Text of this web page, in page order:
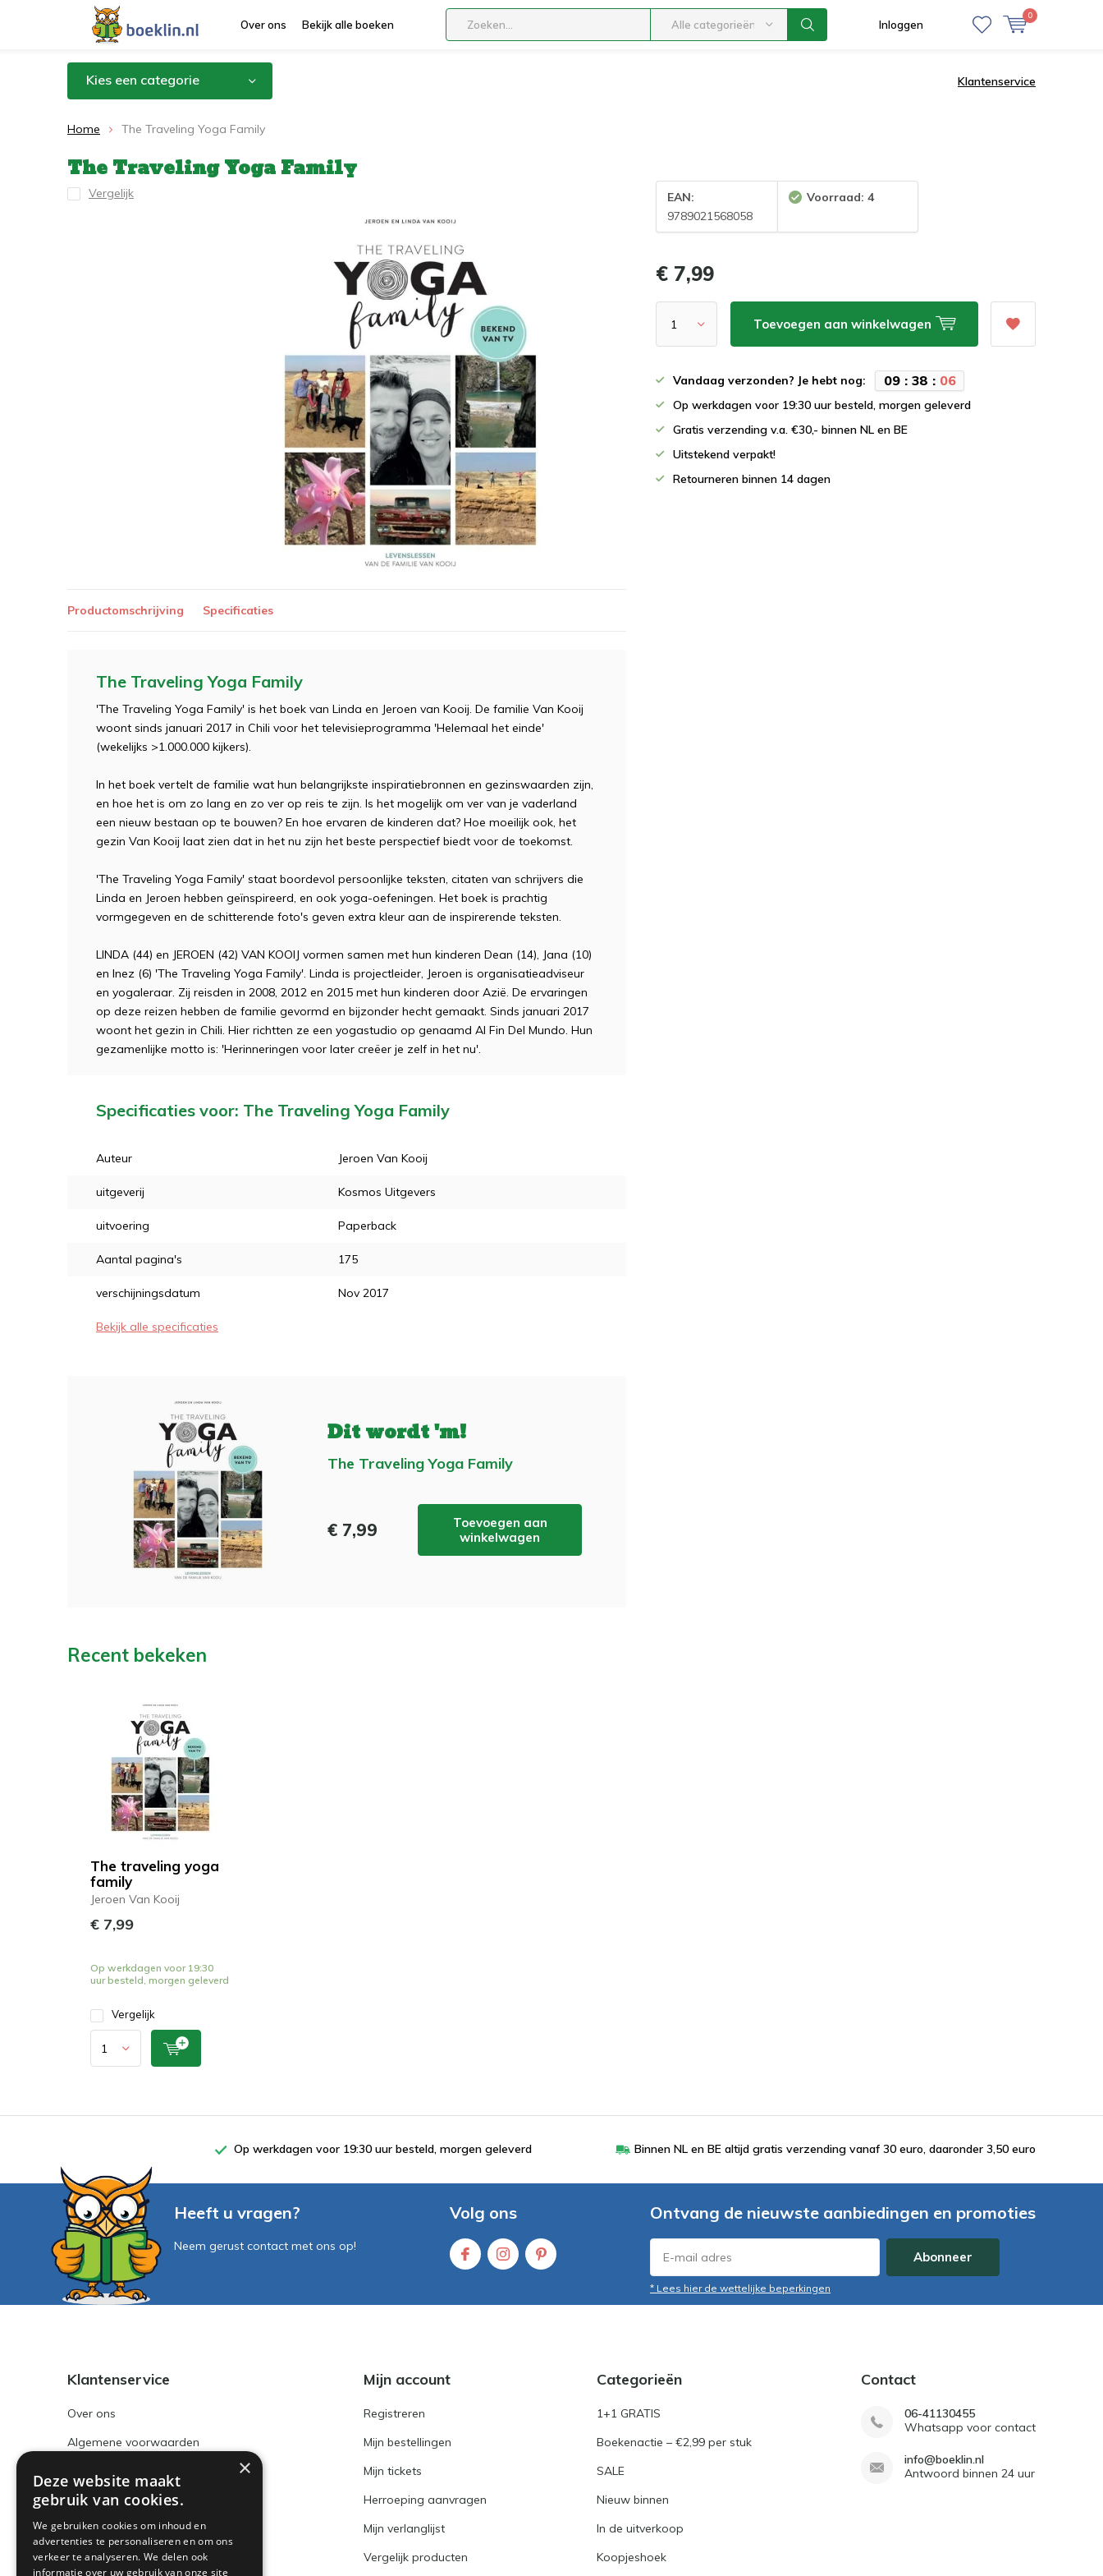
Over ons Bekijk alle boeken Alle categorieën Inloggen
0
Kies een categorie Klantenservice
Home The Traveling Yoga Family
The Traveling Yoga Family
Vergelijk
EAN:
9789021568058
Voorraad: 4
€ 7,99
Toevoegen aan winkelwagen
Vandaag verzonden? Je hebt nog: 09: 38 : 05
Op werkdagen voor 19:30 uur besteld, morgen geleverd
Gratis verzending v.a. €30,- binnen NL en BE
Uitstekend verpakt!
Retourneren binnen 14 dagen
Productomschrijving Specificaties
The Traveling Yoga Family
'The Traveling Yoga Family' is het boek van Linda en Jeroen van Kooij. De familie Van Kooij
woont sinds januari 2017 in Chili voor het televisieprogramma 'Helemaal het einde'
(wekelijks >1.000.000 kijkers).
In het boek vertelt de familie wat hun belangrijkste inspiratiebronnen en gezinswaarden zijn,
en hoe het is om zo lang en zo ver op reis te zijn. Is het mogelijk om ver van je vaderland
een nieuw bestaan op te bouwen? En hoe ervaren de kinderen dat? Hoe moeilijk ook, het
gezin Van Kooij laat zien dat in het nu zijn het beste perspectief biedt voor de toekomst.
'The Traveling Yoga Family' staat boordevol persoonlijke teksten, citaten van schrijvers die
Linda en Jeroen hebben geïnspireerd, en ook yoga-oefeningen. Het boek is prachtig
vormgegeven en de schitterende foto's geven extra kleur aan de inspirerende teksten.
LINDA (44) en JEROEN (42) VAN KOOIJ vormen samen met hun kinderen Dean (14), Jana (10)
en Inez (6) 'The Traveling Yoga Family'. Linda is projectleider, Jeroen is organisatieadviseur
en yogaleraar. Zij reisden in 2008, 2012 en 2015 met hun kinderen door Azië. De ervaringen
op deze reizen hebben de familie gevormd en bijzonder hecht gemaakt. Sinds januari 2017
woont het gezin in Chili. Hier richtten ze een yogastudio op genaamd Al Fin Del Mundo. Hun
gezamenlijke motto is: 'Herinneringen voor later creëer je zelf in het nu'.
Specificaties voor: The Traveling Yoga Family
Auteur Jeroen Van Kooij
uitgeverij Kosmos Uitgevers
uitvoering Paperback
Aantal pagina's 175
verschijningsdatum Nov 2017
Bekijk alle specificaties
Dit wordt 'm!
The Traveling Yoga Family
€ 7,99
Toevoegen aan
winkelwagen
Recent bekeken
The traveling yoga
family
Jeroen Van Kooij
€ 7,99
Op werkdagen voor 19:30
uur besteld, morgen geleverd
Vergelijk
Op werkdagen voor 19:30 uur besteld, morgen geleverd Binnen NL en BE altijd gratis verzending vanaf 30 euro, daaronder 3,50 euro
Heeft u vragen?
Neem gerust contact met ons op!
Volg ons Ontvang de nieuwste aanbiedingen en promoties
Abonneer
* Lees hier de wettelijke beperkingen
Klantenservice
Over ons
Algemene voorwaarden
Privacy Policy
Betaalmethoden en BTW nummer
Verzenden & retourneren
Mijn account
Registreren
Mijn bestellingen
Mijn tickets
Herroeping aanvragen
Mijn verlanglijst
Vergelijk producten
Categorieën
1+1 GRATIS
Boekenactie – €2,99 per stuk
SALE
Nieuw binnen
In de uitverkoop
Koopjeshoek
Contact
06-41130455
Whatsapp voor contact
info@boeklin.nl
Antwoord binnen 24 uur
×
Deze website maakt
gebruik van cookies.
We gebruiken cookies om inhoud en
advertenties te personaliseren en om ons
verkeer te analyseren. We delen ook
informatie over uw gebruik van onze site